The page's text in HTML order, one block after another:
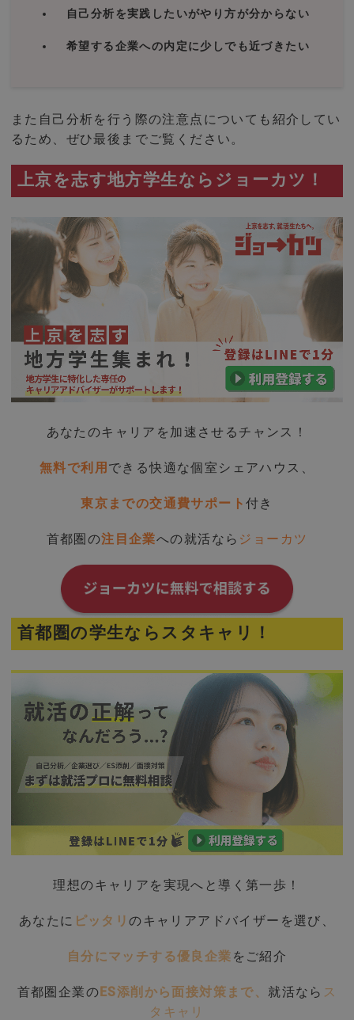
自己分析を実践したいがやり方が分からない
希望する企業への内定に少しでも近づきたい
また自己分析を行う際の注意点についても紹介してい
るため、ぜひ最後までご覧ください。
上京を志す地方学生ならジョーカツ！
あなたのキャリアを加速させるチャンス！
無料で利用 できる快適な個室シェアハウス、
東京までの交通費サポート 付き
首都圏の注目企業への就活なら ジョーカツ
首都圏の学生ならスタキャリ！
理想のキャリアを実現へと導く第一歩！
あなたに ピッタリのキャリアアドバイザーを選び、
自分にマッチする優良企業 をご紹介
首都圏企業の ES添削から面接対策まで、 就活なら ス
タキャリ